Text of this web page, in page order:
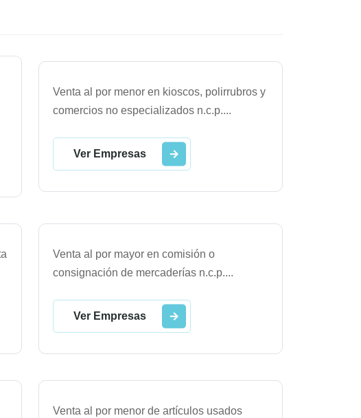
Venta al por menor en kioscos, polirrubros y
comercios no especializados n.c.p....
Ver Empresas
Venta al por mayor en comisión o
consignación de mercaderías n.c.p....
Ver Empresas
Venta al por menor de artículos usados